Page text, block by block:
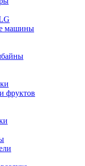
машины
фруктов